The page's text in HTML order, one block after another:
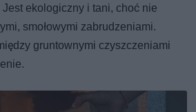
Jest ekologiczny i tani, choć nie
smołowymi zabrudzeniami.
gruntownymi czyszczeniami